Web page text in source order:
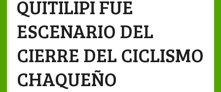
QUITILIPI FUE
ESCENARIO DEL
CIERRE DEL CICLISMO
CHAQUEÑO